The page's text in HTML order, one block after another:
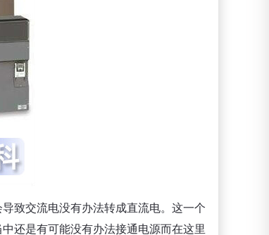
致交流电没有办法转成直流电。这一个
还是有可能没有办法接通电源而在这里